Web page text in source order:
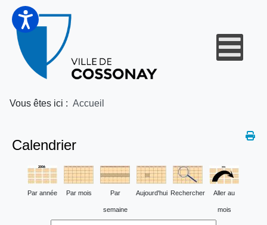
Vous êtes ici : Accueil
Calendrier
Par année Par mois Par
semaine
Aujourd'hui Rechercher Aller au
mois